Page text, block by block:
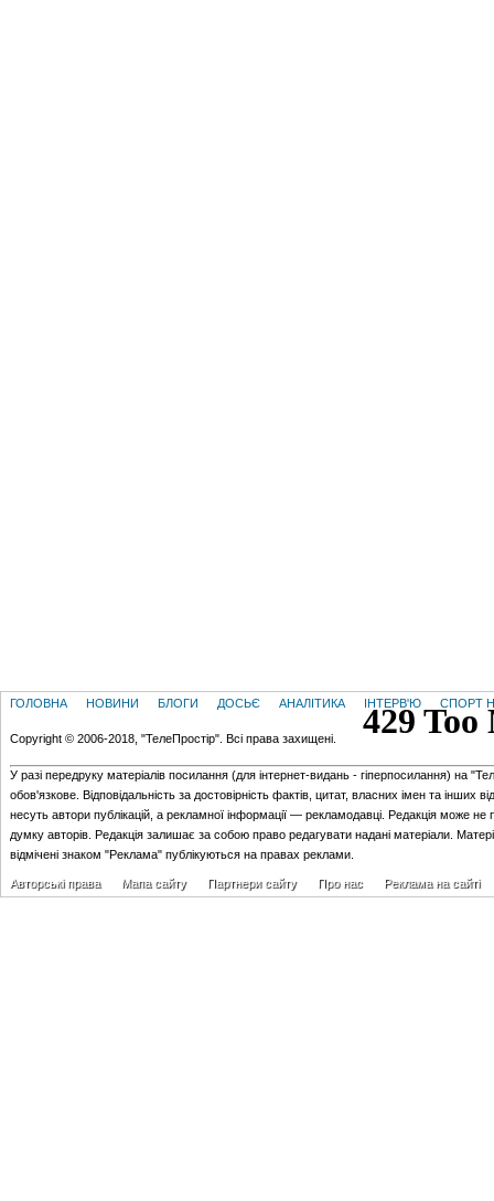
ГОЛОВНА НОВИНИ БЛОГИ ДОСЬЄ АНАЛІТИКА ІНТЕРВ'Ю СПОРТ
Copyright © 2006-2018, "ТелеПростір". Всі права захищені.
У разі передруку матеріалів посилання (для iнтернет-видань - гiперпосилання) на
обов'язкове. Відповідальність за достовірність фактів, цитат, власних імен та інших
несуть автори публікацій, а рекламної інформації — рекламодавці. Редакція може не
думку авторів. Редакція залишає за собою право редагувати надані матеріали.
відмічені знаком "Реклама" публікуються на правах реклами.
Авторські права Мапа сайту Партнери сайту Про нас Реклама на сайті